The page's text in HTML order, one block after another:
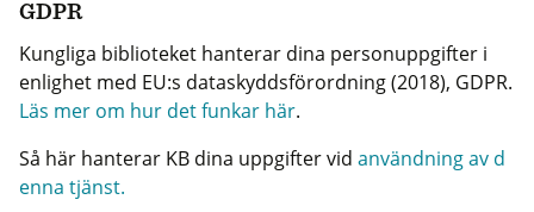
GDPR
Kungliga biblioteket hanterar dina personuppgifter i
enlighet med EU:s dataskyddsförordning (2018), GDPR.
Läs mer om hur det funkar här.
Så här hanterar KB dina uppgifter vid användning av d
enna tjänst.